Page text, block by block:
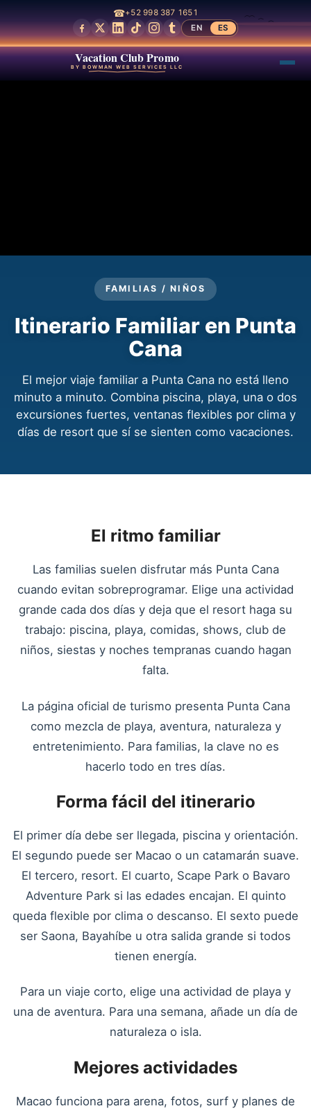
☎+52 998 387 1651
EN
ES
Vacation Club Promo
BY BOWMAN WEB SERVICES LLC
FAMILIAS / NIÑOS
Itinerario Familiar en Punta
Cana
El mejor viaje familiar a Punta Cana no está lleno
minuto a minuto. Combina piscina, playa, una o dos
excursiones fuertes, ventanas flexibles por clima y
días de resort que sí se sienten como vacaciones.
El ritmo familiar
Las familias suelen disfrutar más Punta Cana
cuando evitan sobreprogramar. Elige una actividad
grande cada dos días y deja que el resort haga su
trabajo: piscina, playa, comidas, shows, club de
niños, siestas y noches tempranas cuando hagan
falta.
La página oficial de turismo presenta Punta Cana
como mezcla de playa, aventura, naturaleza y
entretenimiento. Para familias, la clave no es
hacerlo todo en tres días.
Forma fácil del itinerario
El primer día debe ser llegada, piscina y orientación.
El segundo puede ser Macao o un catamarán suave.
El tercero, resort. El cuarto, Scape Park o Bavaro
Adventure Park si las edades encajan. El quinto
queda flexible por clima o descanso. El sexto puede
ser Saona, Bayahíbe u otra salida grande si todos
tienen energía.
Para un viaje corto, elige una actividad de playa y
una de aventura. Para una semana, añade un día de
naturaleza o isla.
Mejores actividades
Macao funciona para arena, fotos, surf y planes de